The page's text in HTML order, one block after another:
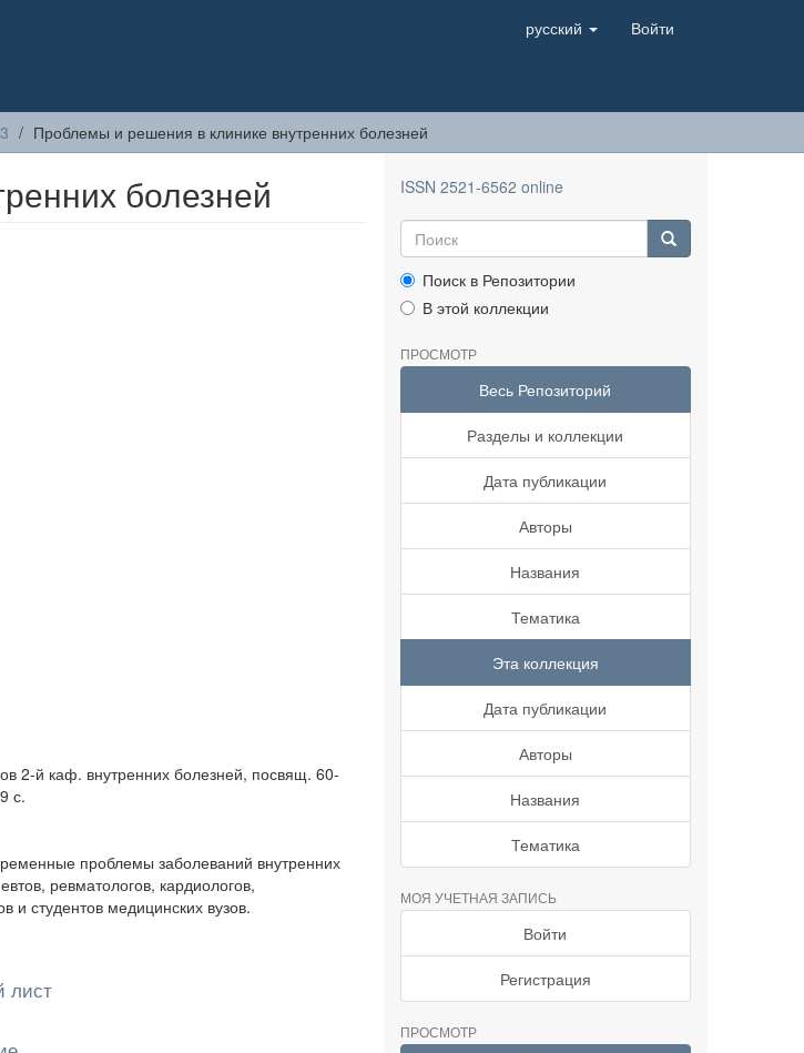
русский Войти
Проблемы и решения в клинике внутренних болезней
болезней
2-й каф. внутренних болезней, посвящ. 60-
с.
проблемы заболеваний внутренних
ревматологов, кардиологов,
и студентов медицинских вузов.
лист
ISSN 2521-6562 online
Поиск в Репозитории
В этой коллекции
ПРОСМОТР
Весь Репозиторий
Разделы и коллекции
Дата публикации
Авторы
Названия
Тематика
Эта коллекция
Дата публикации
Авторы
Названия
Тематика
МОЯ УЧЕТНАЯ ЗАПИСЬ
Войти
Регистрация
ПРОСМОТР